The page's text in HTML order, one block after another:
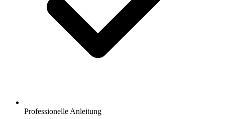
Professionelle Anleitung